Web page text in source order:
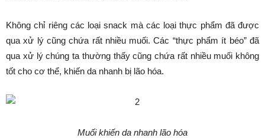
Không chỉ riêng các loại snack mà các loại thực phẩm đã được
qua xử lý cũng chứa rất nhiều muối. Các “thực phẩm ít béo” đã
qua xử lý chúng ta thường thấy cũng chứa rất nhiều muối không
tốt cho cơ thể, khiến da nhanh bị lão hóa.
Muối khiến da nhanh lão hóa